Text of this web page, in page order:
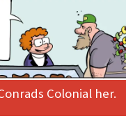
Colonial her.